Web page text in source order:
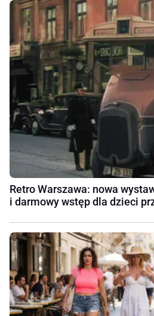
Retro Warszawa: nowa
i darmowy wstęp dla dzieci